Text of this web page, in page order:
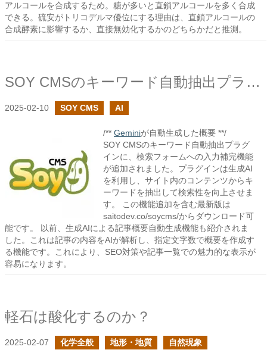
アルコールを合成するため。糖が多いと直鎖アルコールを多く合成
できる。硫安がトリコデルマ優位にする理由は、直鎖アルコールの
合成酵素に影響するか、直接無効化するかのどちらかだと推測。
SOY CMSのキーワード自動抽出プラグインで入力補完機能を追加しました
2025-02-10 SOY CMS AI
/** Geminiが自動生成した概要 **/
SOY CMSのキーワード自動抽出プラグ
インに、検索フォームへの入力補完機能
が追加されました。プラグインは生成AI
を利用し、サイト内のコンテンツからキ
ーワードを抽出して検索性を向上させま
す。 この機能追加を含む最新版は
saitodev.co/soycms/からダウンロード可
能です。 以前、生成AIによる記事概要自動生成機能も紹介されま
した。これは記事の内容をAIが解析し、指定文字数で概要を作成す
る機能です。これにより、SEO対策や記事一覧での魅力的な表示が
容易になります。
軽石は酸化するのか？
2025-02-07 化学全般 地形・地質 自然現象